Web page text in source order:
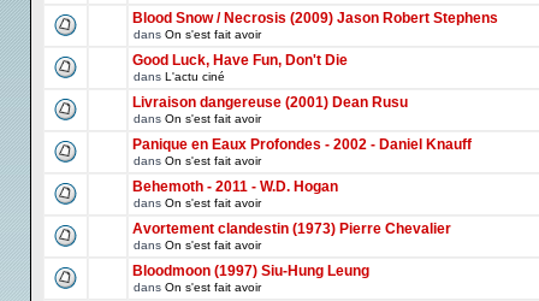
Blood Snow / Necrosis (2009) Jason Robert Stephens
dans On s'est fait avoir
Good Luck, Have Fun, Don't Die
dans L'actu ciné
Livraison dangereuse (2001) Dean Rusu
dans On s'est fait avoir
Panique en Eaux Profondes - 2002 - Daniel Knauff
dans On s'est fait avoir
Behemoth - 2011 - W.D. Hogan
dans On s'est fait avoir
Avortement clandestin (1973) Pierre Chevalier
dans On s'est fait avoir
Bloodmoon (1997) Siu-Hung Leung
dans On s'est fait avoir